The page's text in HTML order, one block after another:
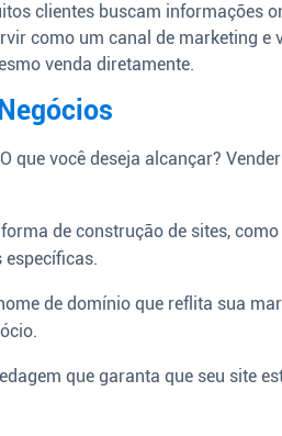
clientes buscam informações
como um canal de marketing e
venda diretamente.
que você deseja alcançar?
de construção de sites, como
específicas.
de domínio que reflita sua
que garanta que seu site